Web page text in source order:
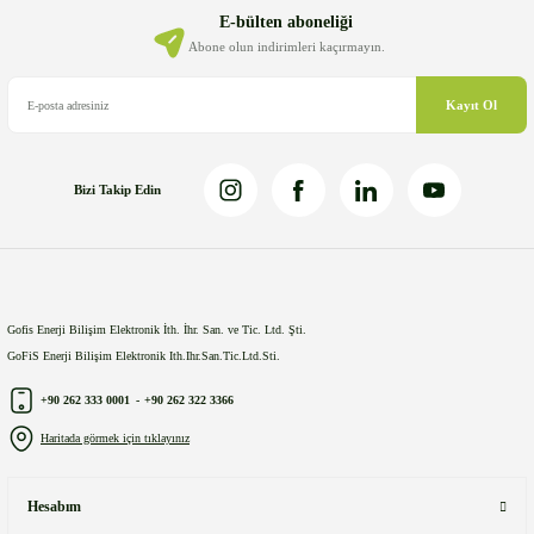
Ürün bilgilerinde hatalar bulunuyor.
Ürün fiyatı diğer sitelerden daha pahalı.
E-bülten aboneliği
Abone olun indirimleri kaçırmayın.
Kayıt Ol
Bizi Takip Edin
Gofis Enerji Bilişim Elektronik İth. İhr. San. ve Tic. Ltd. Şti.
GoFiS Enerji Bilişim Elektronik Ith.Ihr.San.Tic.Ltd.Sti.
+90 262 333 0001 - +90 262 322 3366
Haritada görmek için tıklayınız
Hesabım